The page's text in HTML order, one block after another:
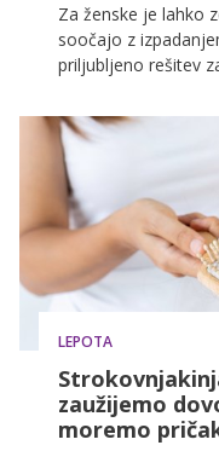
Za ženske je lahko
soočajo z
priljubljeno rešitev
mikropigmentacija
postopku, ki "vrača
je razložila
LEPOTA
zaužijemo
moremo